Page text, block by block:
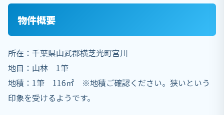
物件概要
所在：千葉県山武郡横芝光町宮川
地目：山林 1筆
地積：1筆 116㎡ ※地積ご確認ください。狭いという
印象を受けるようです。